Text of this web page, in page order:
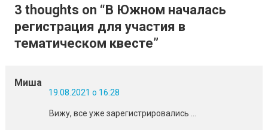
3 thoughts on “В Южном началась
регистрация для участия в
тематическом квесте”
Миша
19.08.2021 о 16:28
Вижу, все уже зарегистрировались …